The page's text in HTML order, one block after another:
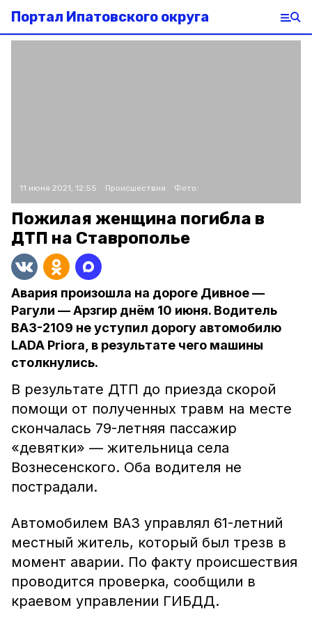
Портал Ипатовского округа
11 июня 2021, 12:55 Происшествия Фото:
Пожилая женщина погибла в
ДТП на Ставрополье
Авария произошла на дороге Дивное —
Рагули — Арзгир днём 10 июня. Водитель
ВАЗ-2109 не уступил дорогу автомобилю
LADA Priora, в результате чего машины
столкнулись.
В результате ДТП до приезда скорой
помощи от полученных травм на месте
скончалась 79-летняя пассажир
«девятки» — жительница села
Вознесенского. Оба водителя не
пострадали.
Автомобилем ВАЗ управлял 61-летний
местный житель, который был трезв в
момент аварии. По факту происшествия
проводится проверка, сообщили в
краевом управлении ГИБДД.